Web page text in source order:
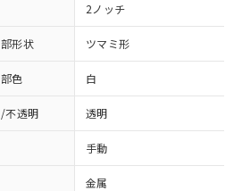
2ノッチ
形状 ツマミ形
色 白
不透明 透明
手動
金属